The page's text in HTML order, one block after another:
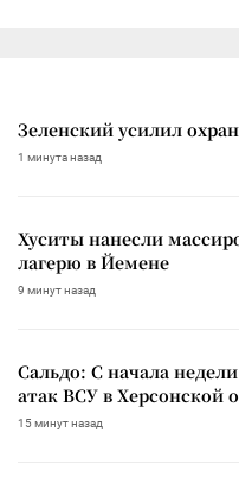
Зеленский усилил
1 минута назад
Хуситы нанесли
лагерю в Йемене
9 минут назад
Сальдо: С начала
атак ВСУ в Херсонской
15 минут назад